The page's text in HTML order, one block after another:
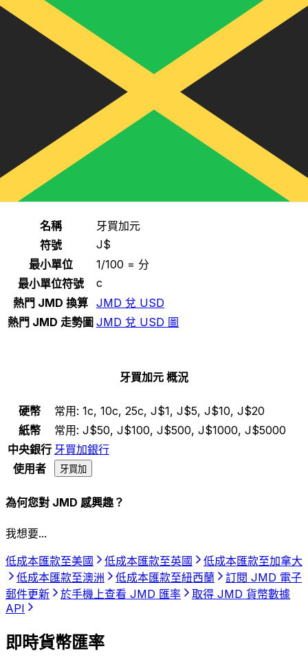
JMD - 牙買加元
牙買加元 是 牙買加 的貨幣。
我們的排行顯示最常用的 牙買
加元 匯率為 JMD 兌 USD。
美元 的貨幣代碼為 JMD
下方可查看 牙買加元 匯率與換算工具。
選擇一種貨幣
JMD - 繼續
名稱
牙買加元
符號
J$
最小單位
1/100 = 分
最小單位符號
c
熱門 JMD 換算 JMD 兌 USD
熱門 JMD 走勢圖 JMD 兌 USD 圖
牙買加元 概況
硬幣 常用: 1c, 10c, 25c, J$1, J$5, J$10, J$20
紙幣
常用: J$50, J$100, J$500, J$1000, J$5000
中央銀行 牙買加銀行
使用者
牙買加
為何您對 JMD 感興趣？
我想要...
低成本匯款至美國
低成本匯款至英國
低成本匯款至加拿大
低成本匯款至澳洲
低成本匯款至紐西蘭
訂閱 JMD 電子
郵件更新
於手機上查看 JMD 匯率
取得 JMD 貨幣數據
API
即時貨幣匯率